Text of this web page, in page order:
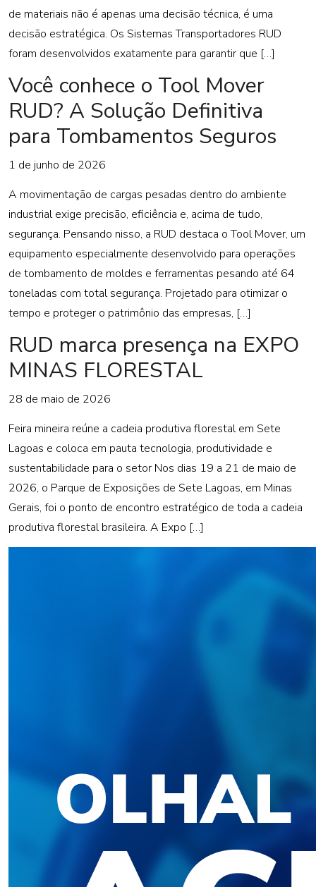
de materiais não é apenas uma decisão técnica, é uma
decisão estratégica. Os Sistemas Transportadores RUD
foram desenvolvidos exatamente para garantir que […]
Você conhece o Tool Mover
RUD? A Solução Definitiva
para Tombamentos Seguros
1 de junho de 2026
A movimentação de cargas pesadas dentro do ambiente
industrial exige precisão, eficiência e, acima de tudo,
segurança. Pensando nisso, a RUD destaca o Tool Mover, um
equipamento especialmente desenvolvido para operações
de tombamento de moldes e ferramentas pesando até 64
toneladas com total segurança. Projetado para otimizar o
tempo e proteger o patrimônio das empresas, […]
RUD marca presença na EXPO
MINAS FLORESTAL
28 de maio de 2026
Feira mineira reúne a cadeia produtiva florestal em Sete
Lagoas e coloca em pauta tecnologia, produtividade e
sustentabilidade para o setor Nos dias 19 a 21 de maio de
2026, o Parque de Exposições de Sete Lagoas, em Minas
Gerais, foi o ponto de encontro estratégico de toda a cadeia
produtiva florestal brasileira. A Expo […]